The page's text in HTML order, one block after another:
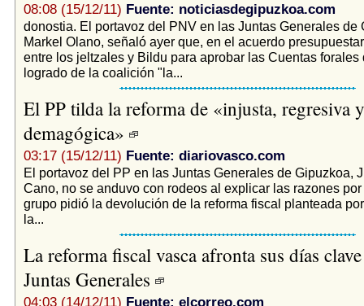
08:08 (15/12/11) Fuente: noticiasdegipuzkoa.com
donostia. El portavoz del PNV en las Juntas Generales de
Markel Olano, señaló ayer que, en el acuerdo
entre los jeltzales y Bildu para aprobar las Cuentas forales
logrado de la coalición "la...
El PP tilda la reforma de «injusta, regresiva y
demagógica»
03:17 (15/12/11) Fuente: diariovasco.com
El portavoz del PP en las Juntas Generales de Gipuzkoa,
Cano, no se anduvo con rodeos al explicar las razones
grupo pidió la devolución de la reforma fiscal planteada
la...
La reforma fiscal vasca afronta sus días
Juntas Generales
04:03 (14/12/11) Fuente: elcorreo.com